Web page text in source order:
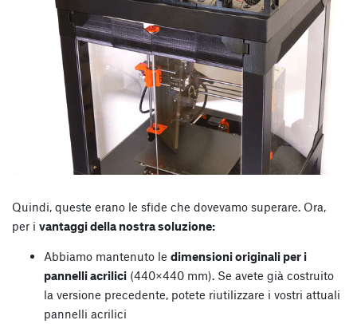
Quindi, queste erano le sfide che dovevamo superare. Ora,
per i vantaggi della nostra soluzione:
Abbiamo mantenuto le dimensioni originali per i
pannelli acrilici (440×440 mm). Se avete già costruito
la versione precedente, potete riutilizzare i vostri attuali
pannelli acrilici